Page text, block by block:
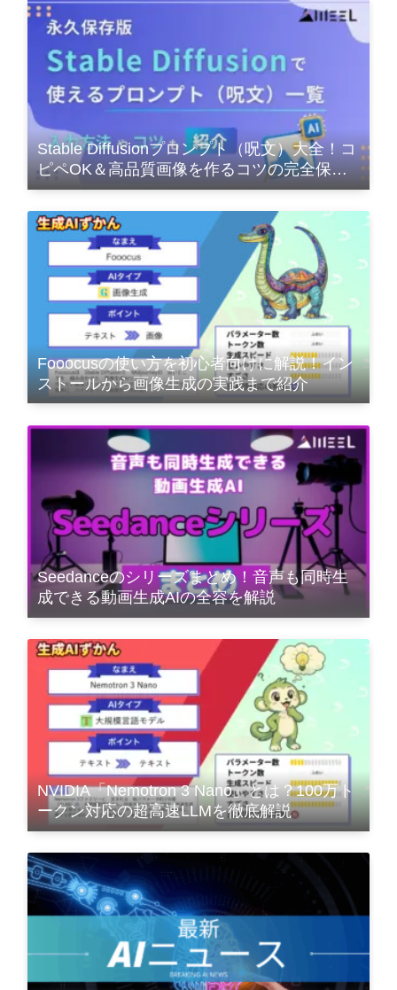
Stable Diffusionプロンプト（呪文）大全！コ
ピペOK＆高品質画像を作るコツの完全保存
版
Fooocusの使い方を初心者向けに解説！イン
ストールから画像生成の実践まで紹介
Seedanceのシリーズまとめ！音声も同時生
成できる動画生成AIの全容を解説
NVIDIA「Nemotron 3 Nano」とは？100万ト
ークン対応の超高速LLMを徹底解説